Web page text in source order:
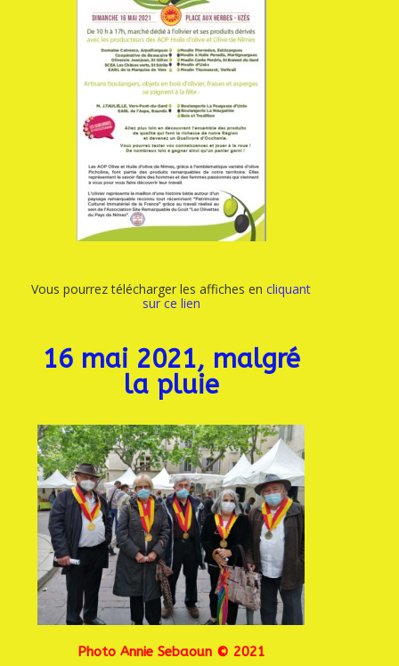
Vous pourrez télécharger les affiches encliquant
sur ce lien
16 mai 2021, malgré
la pluie
Photo Annie Sebaoun © 2021